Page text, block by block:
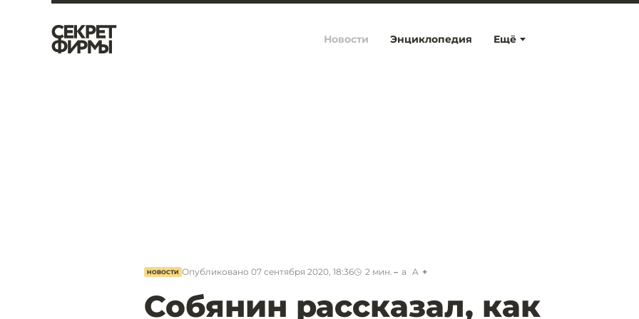
Ещё
Новости Энциклопедия
НОВОСТИ Опубликовано 07 сентября 2020, 18:36 2 мин. a A
Собянин рассказал, как